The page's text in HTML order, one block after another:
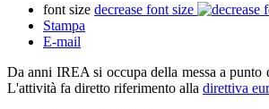
font size decrease font size
Stampa
E-mail
Da anni IREA si occupa della messa a
L'attività fa diretto riferimento alla direttiva